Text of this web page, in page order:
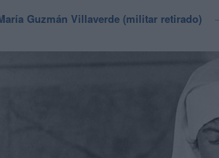
Guzmán Villaverde (militar retirado)